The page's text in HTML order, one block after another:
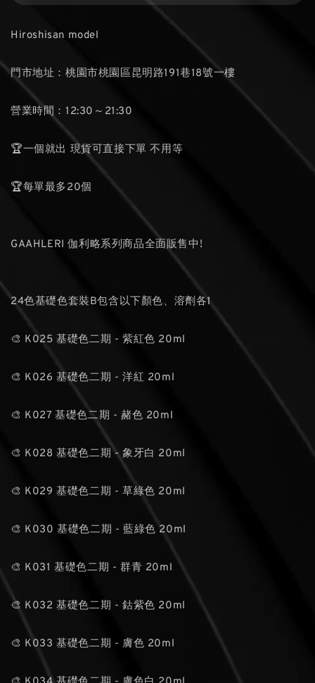
Hiroshisan model
門市地址：桃園市桃園區昆明路191巷18號一樓
營業時間：12:30～21:30
🏆一個就出 現貨可直接下單 不用等
🏆每單最多20個
GAAHLERI 伽利略系列商品全面販售中!
24色基礎色套裝B包含以下顏色、溶劑各1
🎨 K025 基礎色二期 - 紫紅色 20ml
🎨 K026 基礎色二期 - 洋紅 20ml
🎨 K027 基礎色二期 - 赭色 20ml
🎨 K028 基礎色二期 - 象牙白 20ml
🎨 K029 基礎色二期 - 草綠色 20ml
🎨 K030 基礎色二期 - 藍綠色 20ml
🎨 K031 基礎色二期 - 群青 20ml
🎨 K032 基礎色二期 - 鈷紫色 20ml
🎨 K033 基礎色二期 - 膚色 20ml